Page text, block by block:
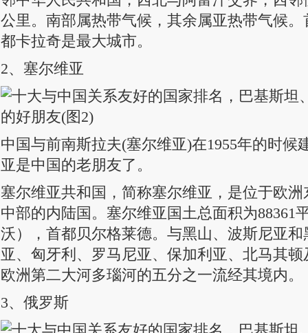
公里。南部属热带气候，其余属亚热带气候
都卡拉奇是最大城市。
2、塞尔维亚
中国与前南斯拉夫(塞尔维亚)在1955年的时候
亚是中国的老朋友了。
塞尔维亚共和国，简称塞尔维亚，是位于欧
中部的内陆国。塞尔维亚国土总面积为88361
沃），首都贝尔格莱德。与黑山、波斯尼亚
亚、匈牙利、罗马尼亚、保加利亚、北马其
欧洲第二大河多瑙河的五分之一流经其境内。
3、俄罗斯